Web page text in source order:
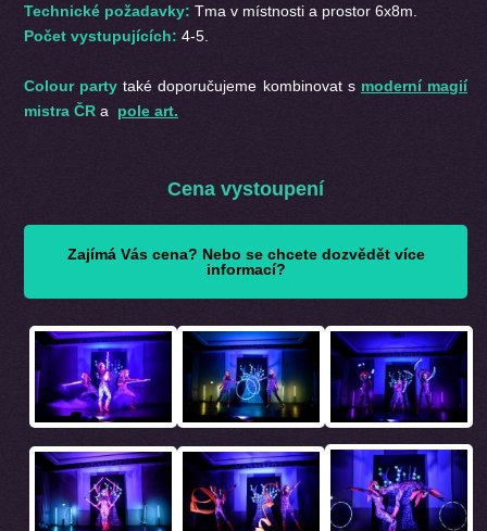
Technické požadavky: Tma v místnosti a prostor 6x8m.
Počet vystupujících: 4-5.
Colour partytaké doporučujeme kombinovat s moderní magií
mistra ČR a pole art.
Cena vystoupení
Zajímá Vás cena? Nebo se chcete dozvědět více
informací?